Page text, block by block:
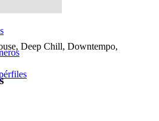
Deep Chill, Downtempo,